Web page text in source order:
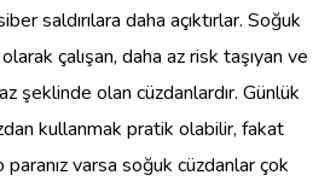
saldırılara daha açıktırlar. Soğuk
çalışan, daha az risk taşıyan ve
şeklinde olan cüzdanlardır. Günlük
kullanmak pratik olabilir, fakat
varsa soğuk cüzdanlar çok